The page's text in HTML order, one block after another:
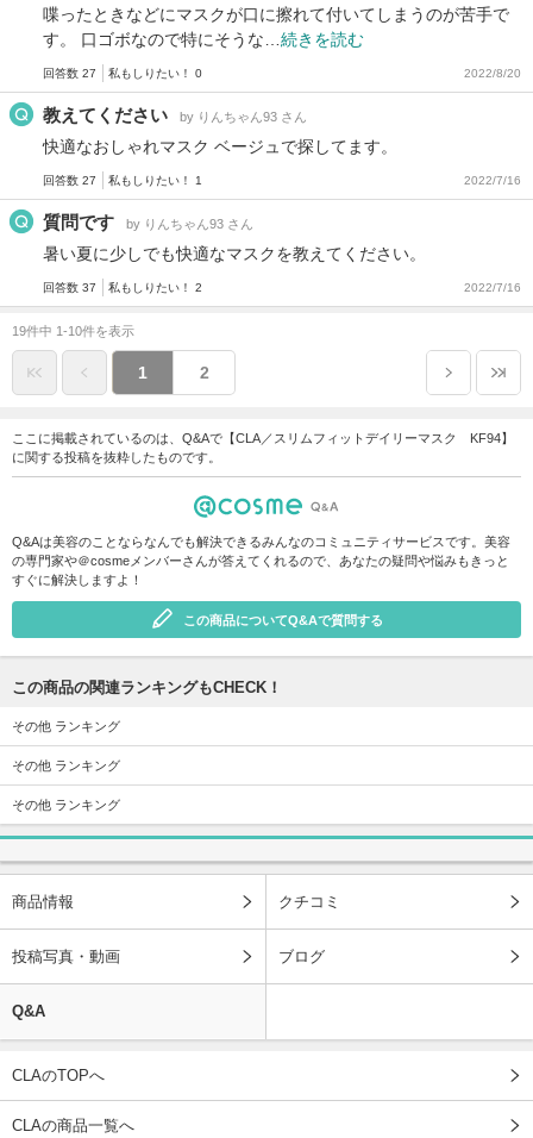
喋ったときなどにマスクが口に擦れて付いてしまうのが苦手で
す。 口ゴボなので特にそうな… 続きを読む
回答数 27 私もしりたい！ 0 2022/8/20
教えてください by りんちゃん93 さん
快適なおしゃれマスク ベージュで探してます。
回答数 27 私もしりたい！ 1 2022/7/16
質問です by りんちゃん93 さん
暑い夏に少しでも快適なマスクを教えてください。
回答数 37 私もしりたい！ 2 2022/7/16
19件中 1-10件を表示
1 2
ここに掲載されているのは、Q&Aで【CLA／スリムフィットデイリーマスク KF94】
に関する投稿を抜粋したものです。
Q&Aは美容のことならなんでも解決できるみんなのコミュニティサービスです。美容
の専門家や＠cosmeメンバーさんが答えてくれるので、あなたの疑問や悩みもきっと
すぐに解決しますよ！
この商品についてQ&Aで質問する
この商品の関連ランキングもCHECK！
その他 ランキング
その他 ランキング
その他 ランキング
商品情報 クチコミ
投稿写真・動画 ブログ
Q&A
CLAのTOPへ
CLAの商品一覧へ